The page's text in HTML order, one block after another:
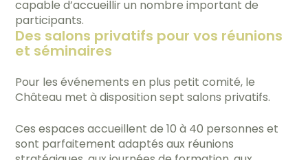
capable d’accueillir un nombre important de
participants.
Des salons privatifs pour vos réunions
et séminaires
Pour les événements en plus petit comité, le
Château met à disposition sept salons privatifs.
Ces espaces accueillent de 10 à 40 personnes et
sont parfaitement adaptés aux réunions